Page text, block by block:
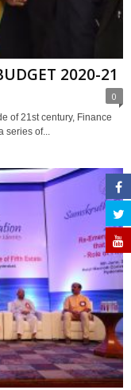
2020-21
0
of 21st century, Finance
series of...